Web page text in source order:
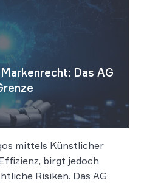
Das AG
mittels Künstlicher
birgt jedoch
Risiken. Das AG